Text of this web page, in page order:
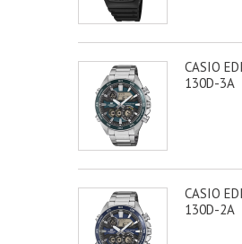
CASIO
130D-3A
CASIO
130D-2A